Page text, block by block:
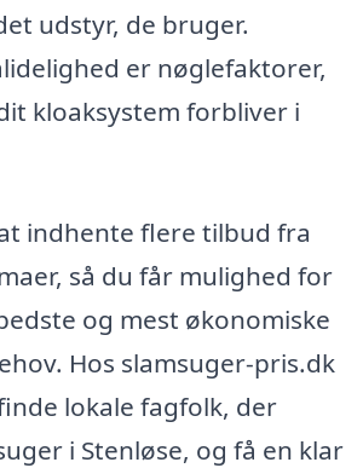
udstyr, de bruger.
er nøglefaktorer,
kloaksystem forbliver i
indhente flere tilbud fra
så du får mulighed for
og mest økonomiske
Hos slamsuger-pris.dk
lokale fagfolk, der
i Stenløse, og få en klar